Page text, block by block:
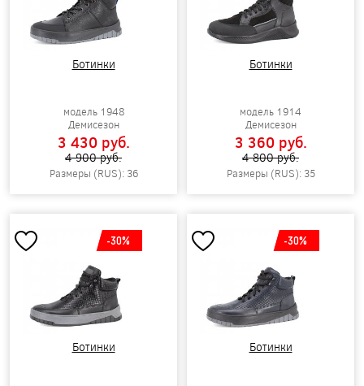
Ботинки
модель 1948
Демисезон
3 430 pуб.
4 900 pуб.
Размеры (RUS): 36
Ботинки
модель 1914
Демисезон
3 360 pуб.
4 800 pуб.
Размеры (RUS): 35
-30%
Ботинки
-30%
Ботинки